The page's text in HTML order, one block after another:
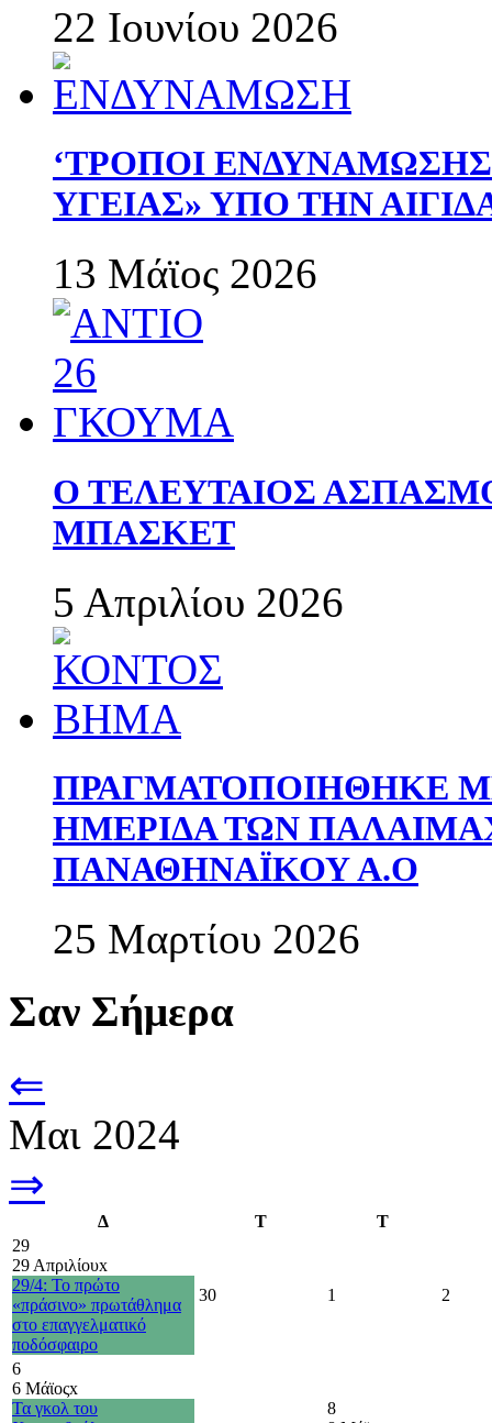
22 Ιουνίου 2026
‘ΤΡΟΠΟΙ
ΥΓΕΙΑΣ» ΥΠΟ ΤΗΝ
13 Μάϊος 2026
Ο ΤΕΛΕΥΤΑΙΟΣ
ΜΠΑΣΚΕΤ
5 Απριλίου 2026
ΠΡΑΓΜΑΤΟΠΟΙΗΘΗΚΕ
ΗΜΕΡΙΔΑ ΤΩΝ
ΠΑΝΑΘΗΝΑΪΚΟΥ Α.Ο
25 Μαρτίου 2026
Σαν Σήμερα
⇐
Μαι 2024
⇒
Δ Τ
Τ
29
29 Απριλίουx
29/4: Το πρώτο
«πράσινο» πρωτάθλημα
στο επαγγελματικό
ποδόσφαιρο
30 1 2
6
6 Μάϊοςx
Τα γκολ του
8